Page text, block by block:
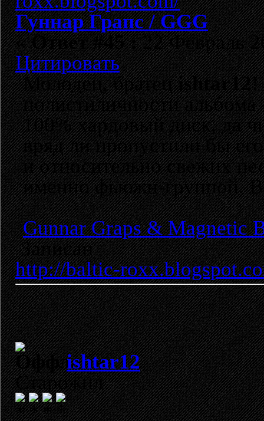
Гуннар Грапс / GGG
«Ответ #45 :22 Февраль
Цитировать
Молодец, братецishtar12!
полистиличности
100% хардовый диск, да
вряд ли пропустили бы
и относительно свежих
именно фьюжн-группой.
Gunnar Graps & Magnetic
Записан
http://baltic-
ishtar12
Старожил